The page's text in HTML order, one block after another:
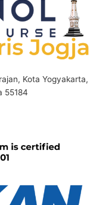
Kota Yogyakarta,
55184